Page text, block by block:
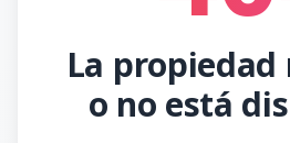
La propiedad
o no está